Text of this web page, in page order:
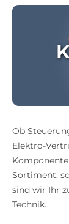
Ob
Elektro-
Sortiment,
sind wir Ihr
Technik.